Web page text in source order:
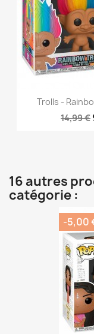
Trolls -
14,99 €
16 autres
catégorie :
-5,00